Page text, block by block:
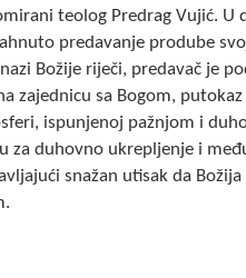
teolog Predrag Vujić. U
predavanje prodube
Božije riječi, predavač je
zajednicu sa Bogom,
ispunjenoj pažnjom i
za duhovno ukrepljenje i
snažan utisak da Božija